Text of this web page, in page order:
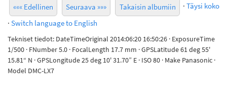
««« Edellinen Seuraava »»» Takaisin albumiin · Täysi koko
· Switch language to English
Tekniset tiedot: DateTimeOriginal 2014:06:20 16:50:26 · ExposureTime
1/500 · FNumber 5.0 · FocalLength 17.7 mm · GPSLatitude 61 deg 55'
15.81“ N · GPSLongitude 25 deg 10' 31.70” E · ISO 80 · Make Panasonic ·
Model DMC-LX7